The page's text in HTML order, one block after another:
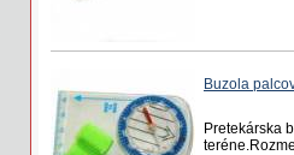
Buzola
Pretekárska